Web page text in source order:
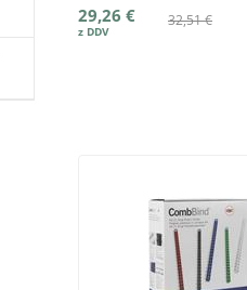
32,51 €
29,26 €